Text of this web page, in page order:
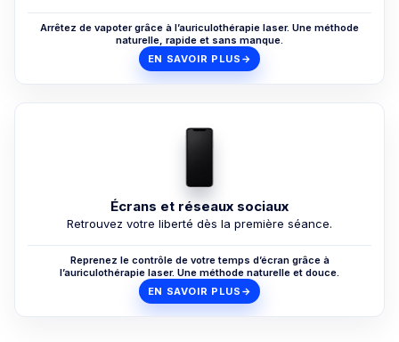
Arrêtez de vapoter grâce à l’auriculothérapie laser. Une méthode
naturelle, rapide et sans manque.
EN SAVOIR PLUS →
Écrans et réseaux sociaux
Retrouvez votre liberté dès la première séance.
Reprenez le contrôle de votre temps d’écran grâce à
l’auriculothérapie laser. Une méthode naturelle et douce.
EN SAVOIR PLUS →